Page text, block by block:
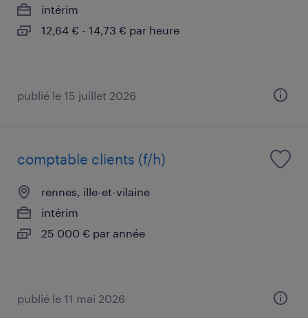
intérim
12,64 € - 14,73 € par heure
publié le 15 juillet 2026
comptable clients (f/h)
rennes, ille-et-vilaine
intérim
25 000 € par année
publié le 11 mai 2026